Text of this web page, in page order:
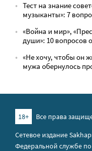
Тест на знание
музыканты»: 7
«Война и мир»,
души»: 10 вопросов
«Не хочу, чтобы он
мужа обернулось
18+
Все права
Сетевое издание
Федеральной службе